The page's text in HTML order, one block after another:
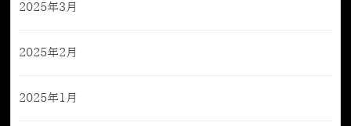
2025年3月
2025年2月
2025年1月